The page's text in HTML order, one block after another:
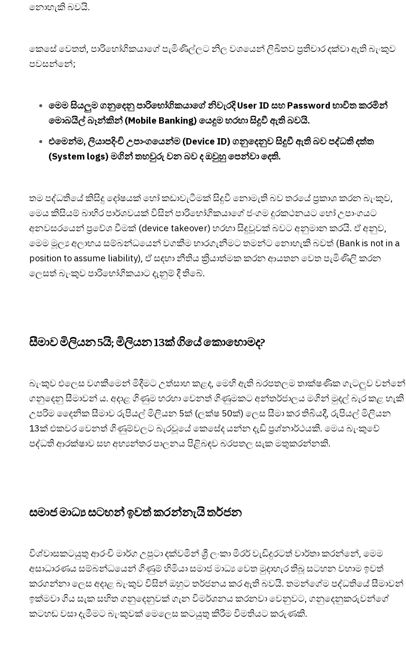
නොහැකි බවයි.
කෙසේ වෙතත්, පාරිභෝගිකයාගේ පැමිණිල්ලට නිල වශයෙන් ලිඛිතව ප්‍රතිචාර දක්වා ඇති බැංකුව
පවසන්නේ;
මෙම සියලුම ගනුදෙනු පාරිභෝගිකයාගේ නිවැරදි User ID සහ Password භාවිත කරමින්
මොබයිල් බෑන්කින් (Mobile Banking) යෙදුම හරහා සිදුවී ඇති බවයි.
එමෙන්ම, ලියාපදිංචි උපාංගයෙන්ම (Device ID) ගනුදෙනුව සිදුවී ඇති බව පද්ධති දත්ත
(System logs) මගින් තහවුරු වන බව ද ඔවුහු පෙන්වා දෙති.
තම පද්ධතියේ කිසිදු දෝෂයක් හෝ කඩාවැටීමක් සිදුවී නොමැති බව තරයේ ප්‍රකාශ කරන බැංකුව,
මෙය කිසියම් බාහිර පාර්ශවයක් විසින් පාරිභෝගිකයාගේ ජංගම දුරකථනයට හෝ උපාංගයට
අනවසරයෙන් ප්‍රවේශ වීමක් (device takeover) හරහා සිදුවූවක් බවට අනුමාන කරයි. ඒ අනුව,
මෙම මූල්‍ය අලාභය සම්බන්ධයෙන් වගකීම භාරගැනීමට තමන්ට නොහැකි බවත් (Bank is not in a
position to assume liability), ඒ සඳහා නීතිය ක්‍රියාත්මක කරන ආයතන වෙත පැමිණිලි කරන
ලෙසත් බැංකුව පාරිභෝගිකයාට දැනුම් දී තිබේ.
සීමාව මිලියන 5යි; මිලියන 13ක් ගියේ කොහොමද?
බැංකුව එලෙස වගකීමෙන් මිදීමට උත්සාහ කළද, මෙහි ඇති බරපතලම තාක්ෂණික ගැටලුව වන්නේ
ගනුදෙනු සීමාවන්‍ ය. අදාළ ගිණුම හරහා වෙනත් ගිණුමකට අන්තර්ජාලය මගින් මුදල් බැර කළ හැකි
උපරිම දෛනික සීමාව රුපියල් මිලියන 5ක් (ලක්ෂ 50ක්) ලෙස සීමා කර තිබියදී, රුපියල් මිලියන
13ක් එකවර වෙනත් ගිණුම්වලට බැරවූයේ කෙසේද යන්න දැඩි ප්‍රශ්නාර්ථයකි. මෙය බැංකුවේ
පද්ධති ආරක්ෂාව සහ අභ්‍යන්තර පාලනය පිළිබඳව බරපතල සැක මතුකරන්නකි.
සමාජ මාධ්‍ය සටහන් ඉවත් කරන්නැයි තර්ජන
විශ්වාසකටයුතු ආරංචි මාර්ග උපුටා දක්වමින් ශ්‍රී ලංකා මිරර් වැඩිදුරටත් වාර්තා කරන්නේ, මෙම
අසාධාරණය සම්බන්ධයෙන් ගිණුම් හිමියා සමාජ මාධ්‍ය වෙත මුදාහැර තිබූ සටහන වහාම ඉවත්
කරගන්නා ලෙස අදාළ බැංකුව විසින් ඔහුට තර්ජනය කර ඇති බවයි. තමන්ගේම පද්ධතියේ සීමාවන්
ඉක්මවා ගිය සැක සහිත ගනුදෙනුවක් ගැන විමර්ශනය කරනවා වෙනුවට, ගනුදෙනුකරුවන්ගේ
කටහඬ වසා දැමීමට බැංකුවක් මෙලෙස කටයුතු කිරීම විමතියට කරුණකි.